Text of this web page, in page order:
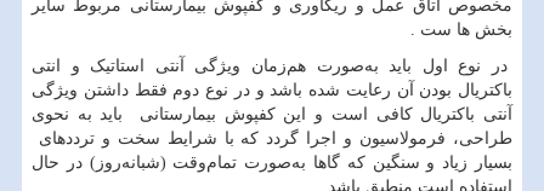
مخصوص اتاق عمل و ریکاوری و کفپوش بیمارستانی مربوط سایر
بخش ها ست .
در نوع اول باید به‌صورت هم‌زمان ویژگی آنتی استاتیک و انتی
باکتریال بودن آن رعایت شده باشد و در نوع دوم فقط داشتن ویژگی
آنتی باکتریال کافی است و این کفپوش بیمارستانی باید به نحوی
طراحی، فرمولاسیون و اجرا گردد که با شرایط سخت و ترددهای
بسیار زیاد و سنگین که گاها به‌صورت تمام‌وقت (شبانه‌روز) در حال
استفاده است منطبق باشد.